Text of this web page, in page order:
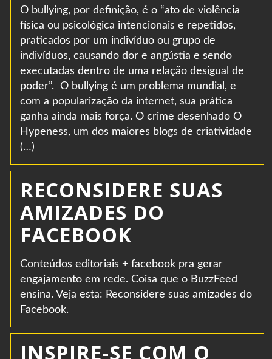
O bullying, por definição, é o “ato de violência
física ou psicológica intencionais e repetidos,
praticados por um indivíduo ou grupo de
indivíduos, causando dor e angústia e sendo
executadas dentro de uma relação desigual de
poder”. O bullying é um problema mundial, e
com a popularização da internet, sua prática
ganha ainda mais força. O crime desenhado O
Hypeness, um dos maiores blogs de criatividade
(…)
RECONSIDERE SUAS
AMIZADES DO
FACEBOOK
Conteúdos editoriais + facebook pra gerar
engajamento em rede. Coisa que o BuzzFeed
ensina. Veja esta: Reconsidere suas amizades do
Facebook.
INSPIRE-SE COM O